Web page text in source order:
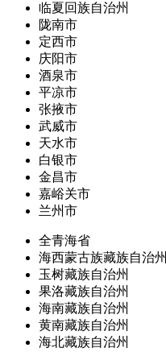
临夏回族自治州
陇南市
定西市
庆阳市
酒泉市
平凉市
张掖市
武威市
天水市
白银市
金昌市
嘉峪关市
兰州市
全青海省
海西蒙古族藏族自治州
玉树藏族自治州
果洛藏族自治州
海南藏族自治州
黄南藏族自治州
海北藏族自治州